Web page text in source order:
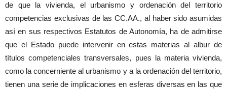
de que la vivienda, el urbanismo y ordenación del territorio
competencias exclusivas de las CC.AA., al haber sido asumidas
así en sus respectivos Estatutos de Autonomía, ha de admitirse
que el Estado puede intervenir en estas materias al albur de
títulos competenciales transversales, pues la materia vivienda,
como la concerniente al urbanismo y a la ordenación del territorio,
tienen una serie de implicaciones en esferas diversas en las que